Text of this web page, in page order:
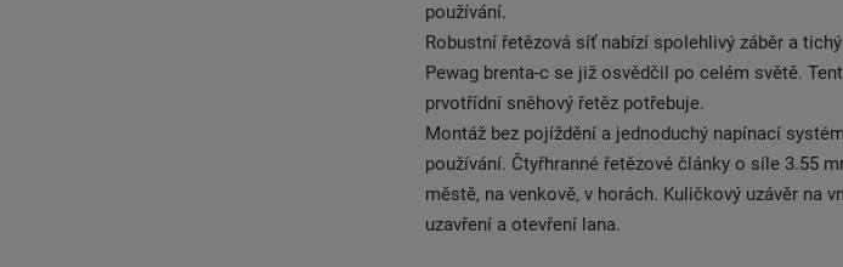
používání.
Robustní řetězová síť nabízí spolehlivý záběr a
Pewag brenta-c se již osvědčil po celém světě.
prvotřídní sněhový řetěz potřebuje.
Montáž bez pojíždění a jednoduchý napínací
používání. Čtyřhranné řetězové články o síle 3.55
městě, na venkově, v horách. Kuličkový uzávěr na
uzavření a otevření lana.